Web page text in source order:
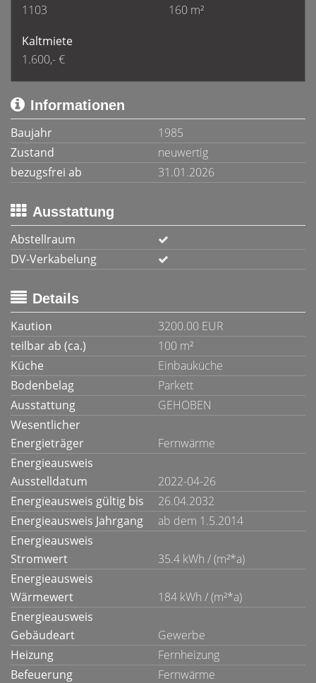
1103
160 m²
Kaltmiete
1.600,- €
Informationen
Baujahr
1985
Zustand
neuwertig
bezugsfrei ab
31.01.2026
Ausstattung
Abstellraum
DV-Verkabelung
Details
Kaution
3200.00 EUR
teilbar ab (ca.)
100 m²
Küche
Einbauküche
Bodenbelag
Parkett
Ausstattung
GEHOBEN
Wesentlicher
Energieträger
Fernwärme
Energieausweis
Ausstelldatum
2022-04-26
Energieausweis gültig bis
26.04.2032
Energieausweis Jahrgang
ab dem 1.5.2014
Energieausweis
Stromwert
35.4 kWh / (m²*a)
Energieausweis
Wärmewert
184 kWh / (m²*a)
Energieausweis
Gebäudeart
Gewerbe
Heizung
Fernheizung
Befeuerung
Fernwärme